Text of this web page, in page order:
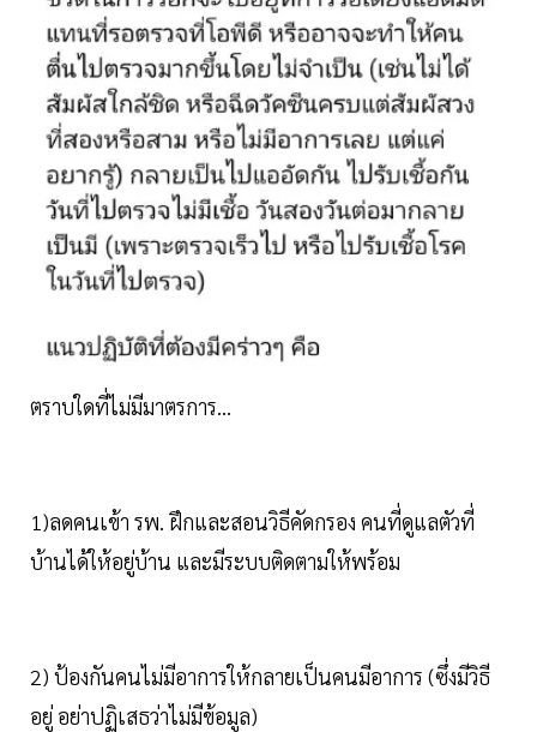
ตราบใดที่ไม่มีมาตรการ...
1)ลดคนเข้า รพ. ฝึกและสอนวิธีคัดกรอง​ คนที่ดูแลตัวที่
บ้านได้ให้อยู่บ้าน และมีระบบติดตามให้พร้อม
2) ป้องกันคนไม่มีอาการ​ให้กลายเป็นคนมีอาการ​ (ซึ่งมีวิธี
อยู่​ อย่าปฏิเสธว่าไม่มีข้อมูล)